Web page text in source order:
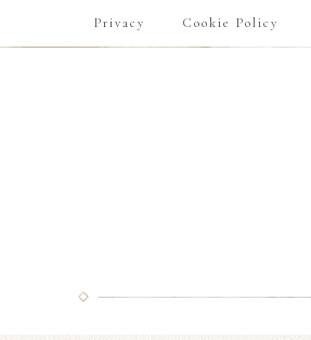
Privacy Cookie Policy